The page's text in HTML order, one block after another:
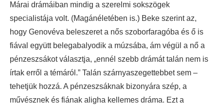
Márai drámáiban mindig a szerelmi sokszögek
specialistája volt. (Magánéletében is.) Beke szerint az,
hogy Genovéva beleszeret a nős szoborfaragóba és ő is
fiával együtt belegabalyodik a múzsába, ám végül a nő a
pénzeszsákot választja, „ennél szebb drámát talán nem is
írtak erről a témáról.” Talán szárnyaszegettebbet sem –
tehetjük hozzá. A pénzeszsáknak bizonyára szép, a
művésznek és fiának aligha kellemes dráma. Ezt a